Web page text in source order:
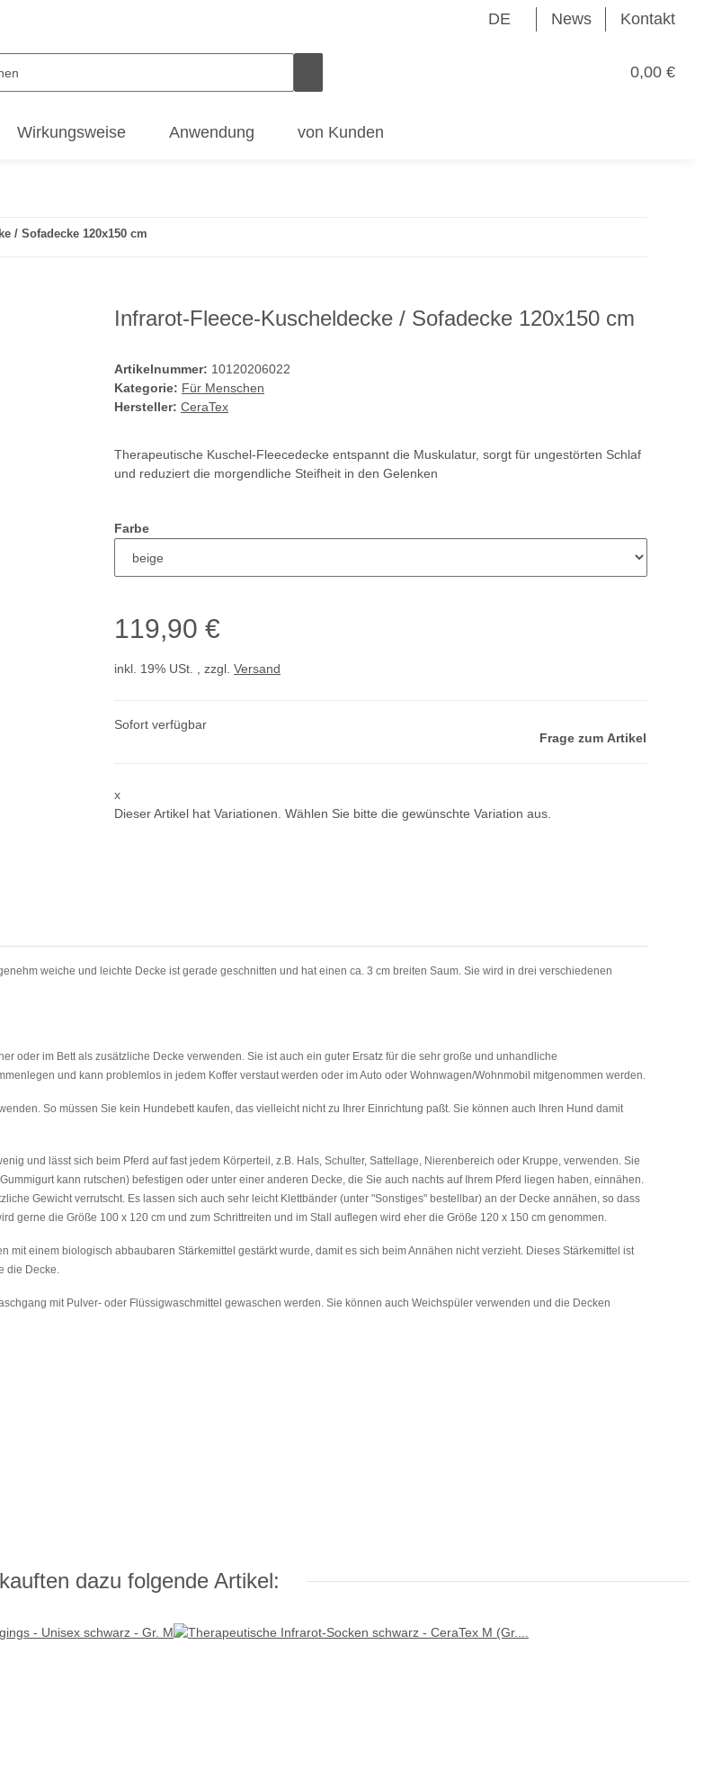
DE News Kontakt
0,00 €
Wirkungsweise Anwendung von Kunden
/ Sofadecke 120x150 cm
Infrarot-Fleece-Kuscheldecke / Sofadecke 120x150 cm
Artikelnummer: 10120206022
Kategorie: Für Menschen
Hersteller: CeraTex
Therapeutische Kuschel-Fleecedecke entspannt die Muskulatur, sorgt für ungestörten Schlaf
und reduziert die morgendliche Steifheit in den Gelenken
Farbe
119,90 €
inkl. 19% USt. , zzgl. Versand
Sofort verfügbar
Frage zum Artikel
x
Dieser Artikel hat Variationen. Wählen Sie bitte die gewünschte Variation aus.
weiche und leichte Decke ist gerade geschnitten und hat einen ca. 3 cm breiten Saum. Sie wird in drei verschiedenen
oder im Bett als zusätzliche Decke verwenden. Sie ist auch ein guter Ersatz für die sehr große und unhandliche
und kann problemlos in jedem Koffer verstaut werden oder im Auto oder Wohnwagen/Wohnmobil mitgenommen werden.
So müssen Sie kein Hundebett kaufen, das vielleicht nicht zu Ihrer Einrichtung paßt. Sie können auch Ihren Hund damit
und lässt sich beim Pferd auf fast jedem Körperteil, z.B. Hals, Schulter, Sattellage, Nierenbereich oder Kruppe, verwenden. Sie
kann rutschen) befestigen oder unter einer anderen Decke, die Sie auch nachts auf Ihrem Pferd liegen haben, einnähen.
Gewicht verrutscht. Es lassen sich auch sehr leicht Klettbänder (unter "Sonstiges" bestellbar) an der Decke annähen, so dass
gerne die Größe 100 x 120 cm und zum Schrittreiten und im Stall auflegen wird eher die Größe 120 x 150 cm genommen.
einem biologisch abbaubaren Stärkemittel gestärkt wurde, damit es sich beim Annähen nicht verzieht. Dieses Stärkemittel ist
die Decke.
mit Pulver- oder Flüssigwaschmittel gewaschen werden. Sie können auch Weichspüler verwenden und die Decken
dazu folgende Artikel: